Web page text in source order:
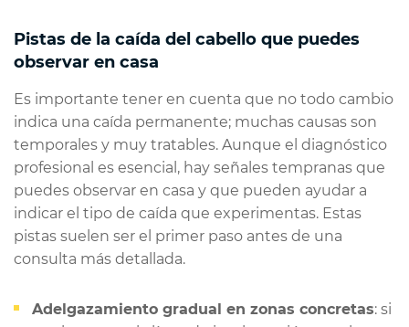
Pistas de la caída del cabello que puedes
observar en casa
Es importante tener en cuenta que no todo cambio
indica una caída permanente; muchas causas son
temporales y muy tratables. Aunque el diagnóstico
profesional es esencial, hay señales tempranas que
puedes observar en casa y que pueden ayudar a
indicar el tipo de caída que experimentas. Estas
pistas suelen ser el primer paso antes de una
consulta más detallada.
Adelgazamiento gradual en zonas concretas: si